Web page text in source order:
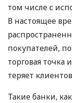
том числе с
В настоящее
покупателей,
торговая точка
теряет
Такие банки,